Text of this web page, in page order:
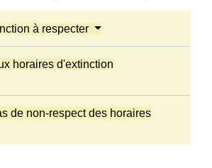
à respecter
horaires d'extinction
de non-respect des horaires